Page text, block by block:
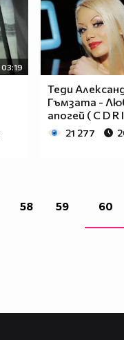
03:19
Теди
Гъмзата -
апогей ( C D R
21 277
58 59 60